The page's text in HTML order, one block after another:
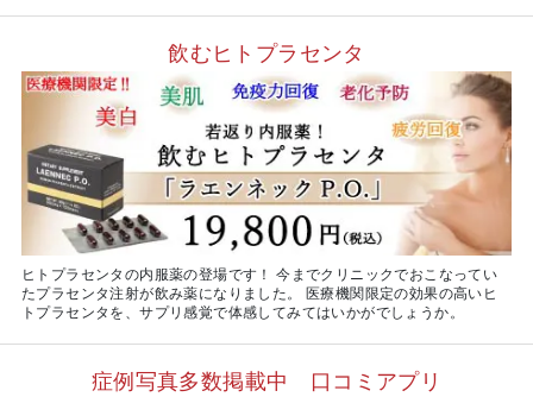
飲むヒトプラセンタ
ヒトプラセンタの内服薬の登場です！ 今までクリニックでおこなってい
たプラセンタ注射が飲み薬になりました。 医療機関限定の効果の高いヒ
トプラセンタを、サプリ感覚で体感してみてはいかがでしょうか。
症例写真多数掲載中 口コミアプリ